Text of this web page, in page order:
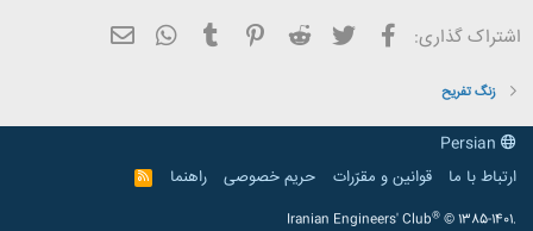
زنگ تفريح
گرفت
زنگ تفريح
اشتراک گذاری: فیسبوک تویتر Reddit
Pinterest
Tumblr
WhatsApp
زنگ تفريح
ارتباط با ما
قوانین و مقرّرات حریم خصوصی راهنما
R
S
Iranian Engineers' Club® © 1385-1401.